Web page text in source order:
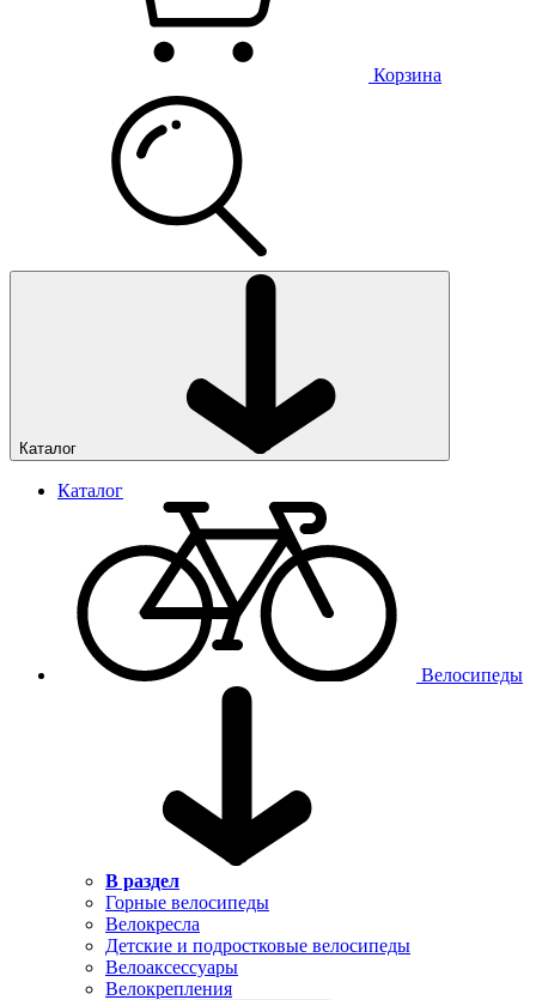
Корзина
Каталог
Каталог
Велосипеды
В раздел
Горные велосипеды
Велокресла
Детские и подростковые велосипеды
Велоаксессуары
Велокрепления